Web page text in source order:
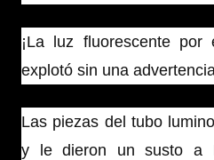
¡La luz fluorescente
explotó sin una
Las piezas del tubo
y le dieron un susto a